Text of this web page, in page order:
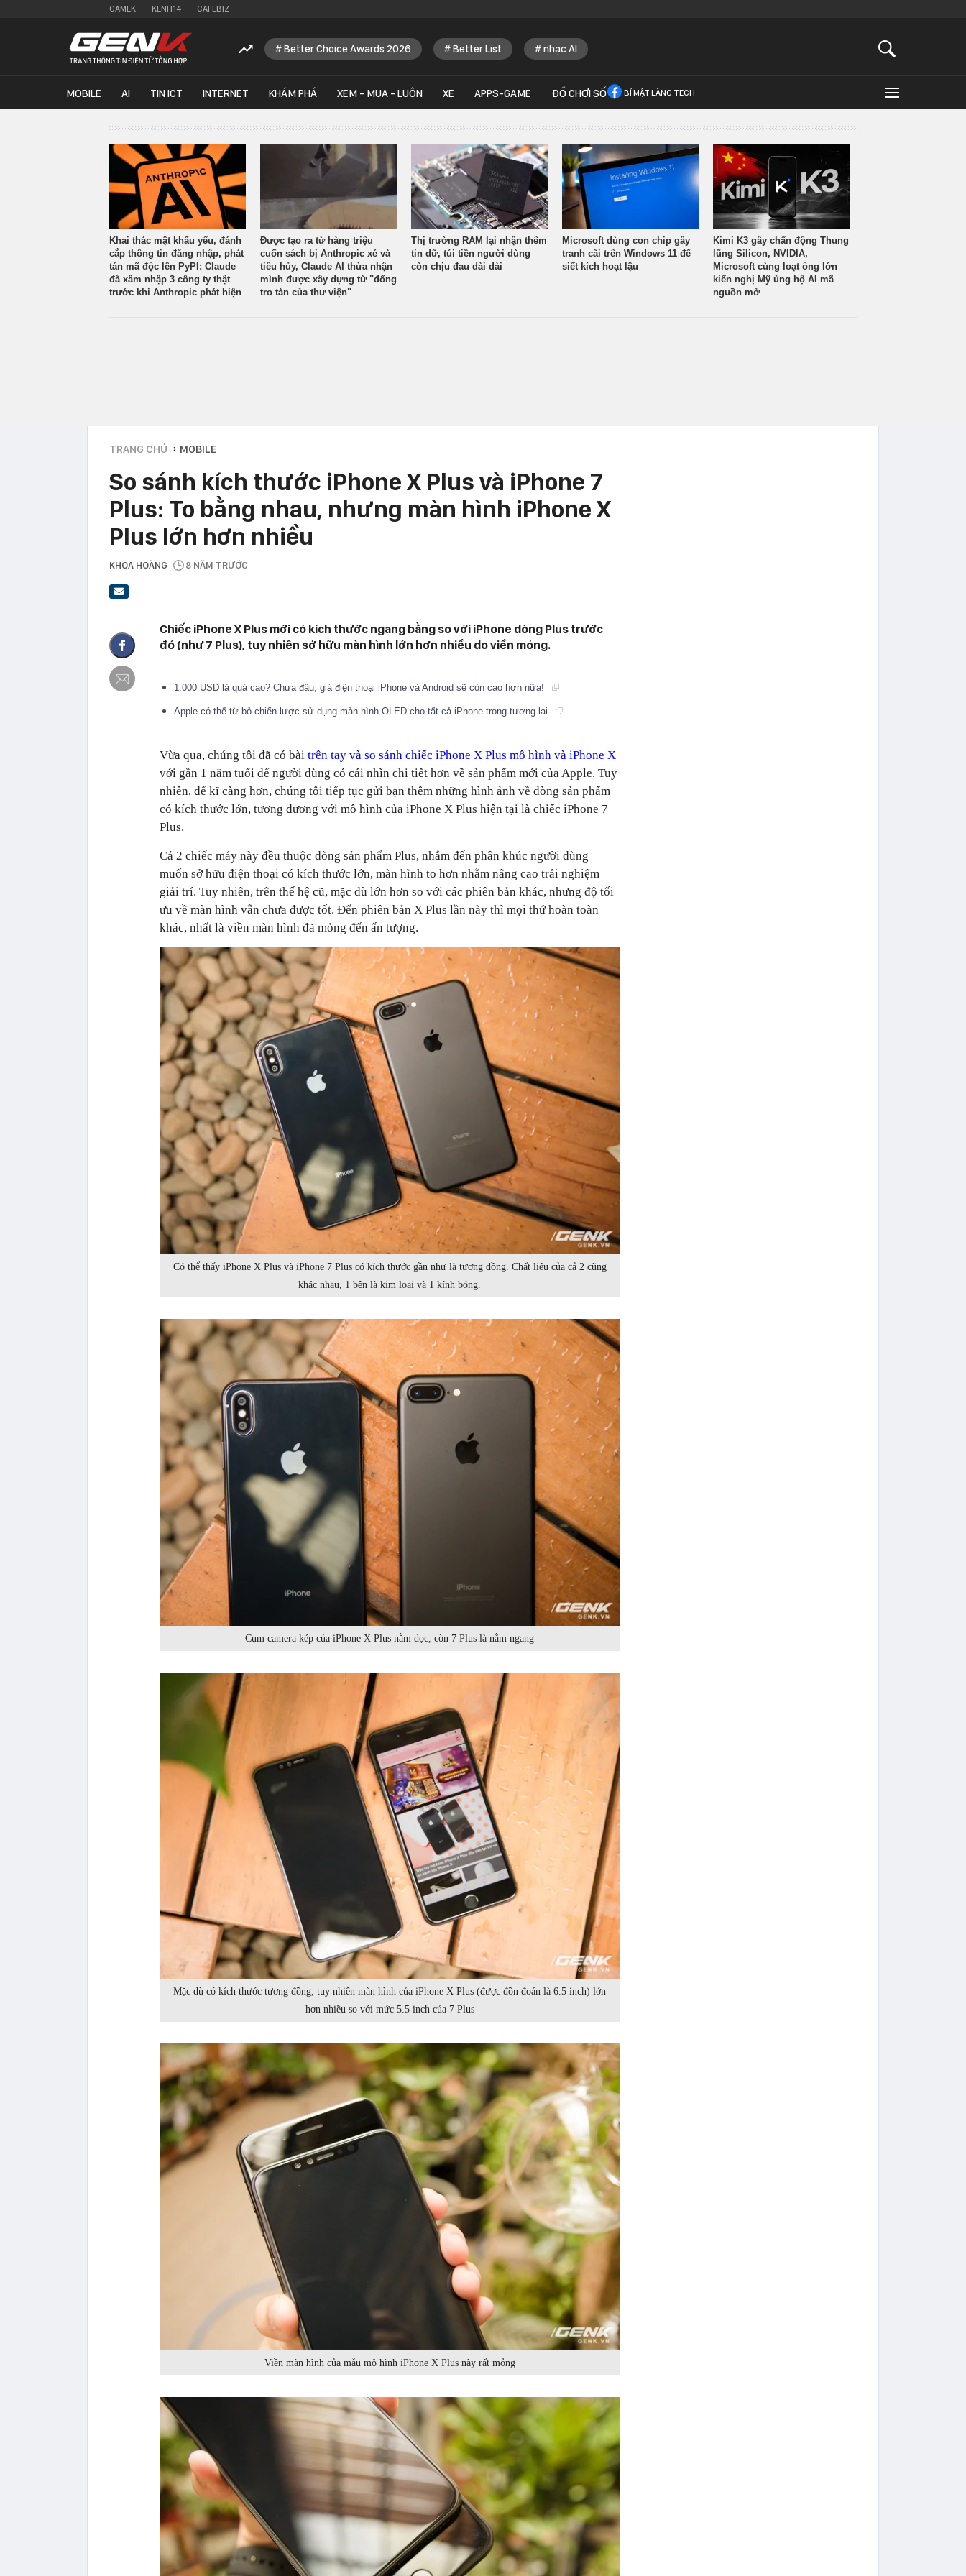
GAMEK KENH14 CAFEBIZ
Better Choice Awards 2026 Better List nhạc AI
MOBILE AI TIN ICT INTERNET KHÁM PHÁ XEM - MUA - LUÔN XE APPS-GAME ĐỒ CHƠI SỐ BÍ MẬT LÀNG TECH
Khai thác mật khẩu yếu, đánh
cắp thông tin đăng nhập, phát
tán mã độc lên PyPI: Claude
đã xâm nhập 3 công ty thật
trước khi Anthropic phát hiện
Được tạo ra từ hàng triệu
cuốn sách bị Anthropic xé và
tiêu hủy, Claude AI thừa nhận
mình được xây dựng từ "đống
tro tàn của thư viện"
Thị trường RAM lại nhận thêm
tin dữ, túi tiền người dùng
còn chịu đau dài dài
Microsoft dùng con chip gây
tranh cãi trên Windows 11 để
siết kích hoạt lậu
Kimi K3 gây chấn động Thung
lũng Silicon, NVIDIA,
Microsoft cùng loạt ông lớn
kiến nghị Mỹ ủng hộ AI mã
nguồn mở
TRANG CHỦ › MOBILE
So sánh kích thước iPhone X Plus và iPhone 7
Plus: To bằng nhau, nhưng màn hình iPhone X
Plus lớn hơn nhiều
KHOA HOÀNG 8 NĂM TRƯỚC
Chiếc iPhone X Plus mới có kích thước ngang bằng so với iPhone dòng Plus trước
đó (như 7 Plus), tuy nhiên sở hữu màn hình lớn hơn nhiều do viền mỏng.
1.000 USD là quá cao? Chưa đâu, giá điện thoại iPhone và Android sẽ còn cao hơn nữa!
Apple có thể từ bỏ chiến lược sử dụng màn hình OLED cho tất cả iPhone trong tương lai
Vừa qua, chúng tôi đã có bài trên tay và so sánh chiếc iPhone X Plus mô hình và iPhone X
với gần 1 năm tuổi để người dùng có cái nhìn chi tiết hơn về sản phẩm mới của Apple. Tuy
nhiên, để kĩ càng hơn, chúng tôi tiếp tục gửi bạn thêm những hình ảnh về dòng sản phẩm
có kích thước lớn, tương đương với mô hình của iPhone X Plus hiện tại là chiếc iPhone 7
Plus.
Cả 2 chiếc máy này đều thuộc dòng sản phẩm Plus, nhắm đến phân khúc người dùng
muốn sở hữu điện thoại có kích thước lớn, màn hình to hơn nhằm nâng cao trải nghiệm
giải trí. Tuy nhiên, trên thế hệ cũ, mặc dù lớn hơn so với các phiên bản khác, nhưng độ tối
ưu về màn hình vẫn chưa được tốt. Đến phiên bản X Plus lần này thì mọi thứ hoàn toàn
khác, nhất là viền màn hình đã mỏng đến ấn tượng.
Có thể thấy iPhone X Plus và iPhone 7 Plus có kích thước gần như là tương đồng. Chất liệu của cả 2 cũng
khác nhau, 1 bên là kim loại và 1 kính bóng.
Cụm camera kép của iPhone X Plus nằm dọc, còn 7 Plus là nằm ngang
Mặc dù có kích thước tương đồng, tuy nhiên màn hình của iPhone X Plus (được đồn đoán là 6.5 inch) lớn
hơn nhiều so với mức 5.5 inch của 7 Plus
Viền màn hình của mẫu mô hình iPhone X Plus này rất mỏng